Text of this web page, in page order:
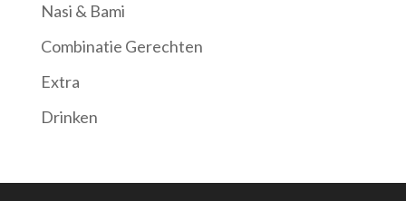
Nasi & Bami
Combinatie Gerechten
Extra
Drinken